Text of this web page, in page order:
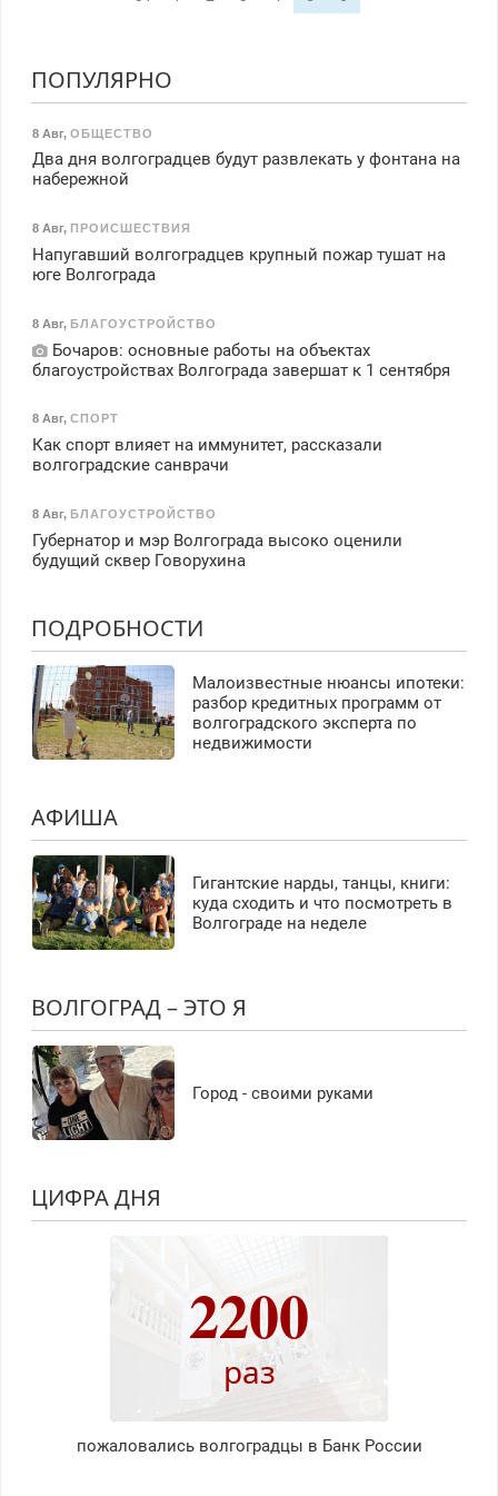
ПОПУЛЯРНО
8 Авг, ОБЩЕСТВО
Два дня волгоградцев будут развлекать у фонтана на
набережной
8 Авг, ПРОИСШЕСТВИЯ
Напугавший волгоградцев крупный пожар тушат на
юге Волгограда
8 Авг, БЛАГОУСТРОЙСТВО
Бочаров: основные работы на объектах
благоустройствах Волгограда завершат к 1 сентября
8 Авг, СПОРТ
Как спорт влияет на иммунитет, рассказали
волгоградские санврачи
8 Авг, БЛАГОУСТРОЙСТВО
Губернатор и мэр Волгограда высоко оценили
будущий сквер Говорухина
ПОДРОБНОСТИ
Малоизвестные нюансы ипотеки:
разбор кредитных программ от
волгоградского эксперта по
недвижимости
АФИША
Гигантские нарды, танцы, книги:
куда сходить и что посмотреть в
Волгограде на неделе
ВОЛГОГРАД – ЭТО Я
Город - своими руками
ЦИФРА ДНЯ
2200
раз
пожаловались волгоградцы в Банк России